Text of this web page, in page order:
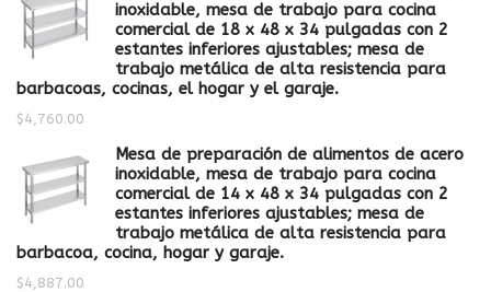
inoxidable, mesa de trabajo para cocina
comercial de 18 x 48 x 34 pulgadas con 2
estantes inferiores ajustables; mesa de
trabajo metálica de alta resistencia para
barbacoas, cocinas, el hogar y el garaje.
$4,760.00
Mesa de preparación de alimentos de acero
inoxidable, mesa de trabajo para cocina
comercial de 14 x 48 x 34 pulgadas con 2
estantes inferiores ajustables; mesa de
trabajo metálica de alta resistencia para
barbacoa, cocina, hogar y garaje.
$4,887.00